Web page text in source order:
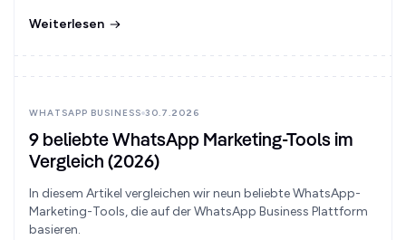
Weiterlesen
WHATSAPP BUSINESS 30.7.2026
9 beliebte WhatsApp Marketing-Tools im
Vergleich (2026)
In diesem Artikel vergleichen wir neun beliebte WhatsApp-
Marketing-Tools, die auf der WhatsApp Business Plattform
basieren.